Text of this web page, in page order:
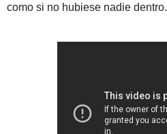
como si no hubiese nadie dentro.